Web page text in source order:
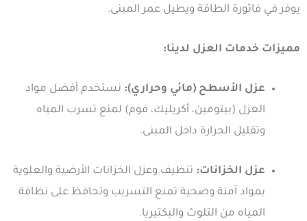
يوفر في فاتورة الطاقة ويطيل عمر المبنى.
مميزات خدمات العزل لدينا:
عزل الأسطح (مائي وحراري): نستخدم أفضل مواد
العزل (بيتومين، أكريليك، فوم) لمنع تسرب المياه
وتقليل الحرارة داخل المبنى.
عزل الخزانات: تنظيف وعزل الخزانات الأرضية والعلوية
بمواد آمنة وصحية تمنع التسريب وتحافظ على نظافة
المياه من التلوث والبكتيريا.